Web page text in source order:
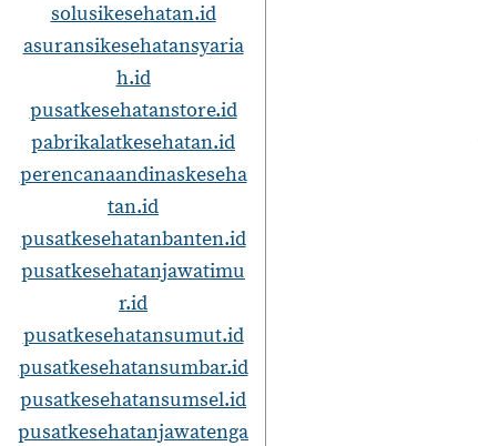
solusikesehatan.id
asuransikesehatansyaria
h.id
pusatkesehatanstore.id
pabrikalatkesehatan.id
perencanaandinaskeseha
tan.id
pusatkesehatanbanten.id
pusatkesehatanjawatimu
r.id
pusatkesehatansumut.id
pusatkesehatansumbar.id
pusatkesehatansumsel.id
pusatkesehatanjawatenga